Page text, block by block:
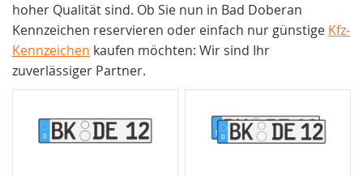
hoher Qualität sind. Ob Sie nun in Bad Doberan
Kennzeichen reservieren oder einfach nur günstige Kfz-
Kennzeichen kaufen möchten: Wir sind Ihr
zuverlässiger Partner.